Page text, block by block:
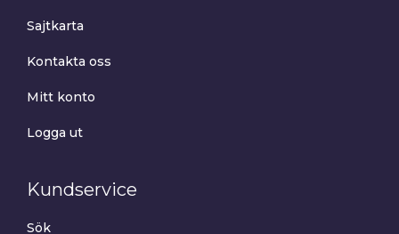
Sajtkarta
Kontakta oss
Mitt konto
Logga ut
Kundservice
Sök